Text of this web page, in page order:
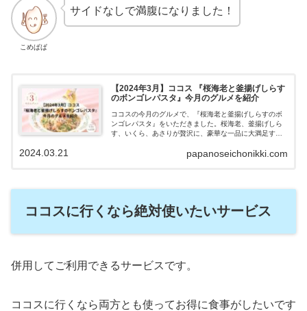
こめぱぱ
サイドなしで満腹になりました！
【2024年3月】ココス 『桜海老と釜揚げしらす
のボンゴレパスタ』今月のグルメを紹介
ココスの今月のグルメで、『桜海老と釜揚げしらすのボ
ンゴレパスタ』をいただきました。桜海老、釜揚げしら
す、いくら、あさりが贅沢に、豪華な一品に大満足する
かな色合いのメニューだったので、紹介します。
papanoseichonikki.com
2024.03.21
ココスに行くなら絶対使いたいサービス
併用してご利用できるサービスです。
ココスに行くなら両方とも使ってお得に食事がしたいです